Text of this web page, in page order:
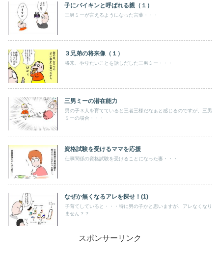
子にバイキンと呼ばれる親（１）
三男ミーが言えるようになった言葉・・・
３兄弟の将来像（１）
将来、やりたいことを話しだした三男ミー・・・
三男ミーの潜在能力
男の子３人を育てていると三者三様だなぁと感じるのですが、三男
ミーの場合・・・
資格試験を受けるママを応援
仕事関係の資格試験を受けることになった妻・・・
なぜか無くなるアレを探せ！(1)
子育てしていると・・・特に男の子かと思いますが、アレなくなり
ません？？
スポンサーリンク